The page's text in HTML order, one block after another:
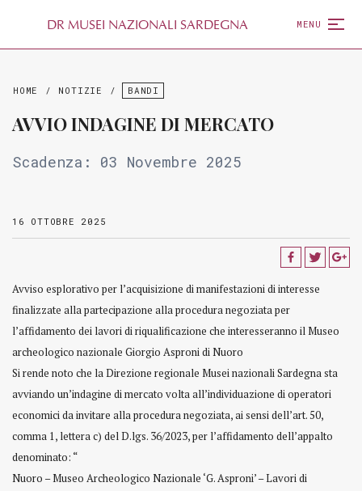
DR MUSEI NAZIONALI SARDEGNA MENU
HOME / NOTIZIE / BANDI
AVVIO INDAGINE DI MERCATO
Scadenza: 03 Novembre 2025
16 OTTOBRE 2025
Avviso esplorativo per l’acquisizione di manifestazioni di interesse
finalizzate alla partecipazione alla procedura negoziata per
l’affidamento dei lavori di riqualificazione che interesseranno il Museo
archeologico nazionale Giorgio Asproni di Nuoro
Si rende noto che la Direzione regionale Musei nazionali Sardegna sta
avviando un’indagine di mercato volta all’individuazione di operatori
economici da invitare alla procedura negoziata, ai sensi dell’art. 50,
comma 1, lettera c) del D.lgs. 36/2023, per l’affidamento dell’appalto
denominato: “
Nuoro – Museo Archeologico Nazionale ‘G. Asproni’ – Lavori di